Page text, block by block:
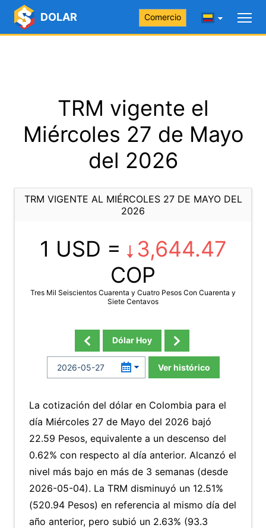
DOLAR Comercio
TRM vigente el
Miércoles 27 de Mayo
del 2026
TRM VIGENTE AL MIÉRCOLES 27 DE MAYO DEL
2026
1 USD =
3,644.47
COP
Tres Mil Seiscientos Cuarenta y Cuatro Pesos Con Cuarenta y
Siete Centavos
Dólar Hoy
Ver histórico
La cotización del dólar en Colombia para el
día Miércoles 27 de Mayo del 2026 bajó
22.59 Pesos, equivalente a un descenso del
0.62% con respecto al día anterior. Alcanzó el
nivel más bajo en más de 3 semanas (desde
2026-05-04). La TRM disminuyó un 12.51%
(520.94 Pesos) en referencia al mismo día del
año anterior, pero subió un 2.63% (93.3